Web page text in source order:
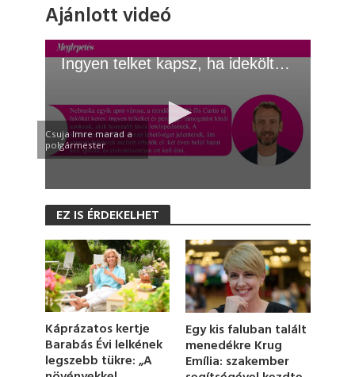
Csuja Imre marad a
polgármester
Ajánlott videó
Ingyen telket kapsz, ha ideköltözöl!
s
o
n
d
s
o
f
m
i
n
u
EZ IS ÉRDEKELHET
Káprázatos kertje
Barabás Évi lelkének
legszebb tükre: „A
Egy kis faluban talált
menedékre Krug
Emília: szakember